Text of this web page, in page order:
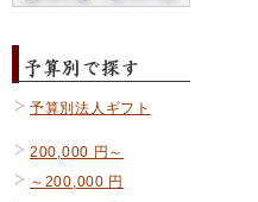
予算別法人ギフト
200,000 円～
～200,000 円